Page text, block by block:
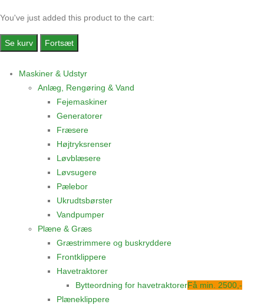
You've just added this product to the cart:
Se kurv Fortsæt
Maskiner & Udstyr
Anlæg, Rengøring & Vand
Fejemaskiner
Generatorer
Fræsere
Højtryksrenser
Løvblæsere
Løvsugere
Pælebor
Ukrudtsbørster
Vandpumper
Plæne & Græs
Græstrimmere og buskryddere
Frontklippere
Havetraktorer
Bytteordning for havetraktorerFå min. 2500,-
Plæneklippere